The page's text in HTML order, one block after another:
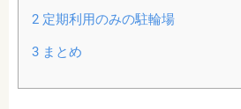
2定期利用のみの駐輪場
3まとめ